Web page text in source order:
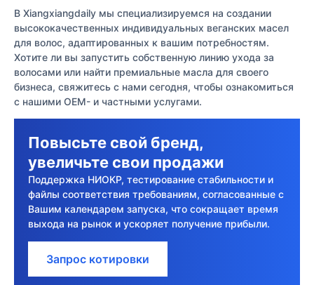
В Xiangxiangdaily мы специализируемся на создании
высококачественных индивидуальных веганских масел
для волос, адаптированных к вашим потребностям.
Хотите ли вы запустить собственную линию ухода за
волосами или найти премиальные масла для своего
бизнеса, свяжитесь с нами сегодня, чтобы ознакомиться
с нашими OEM- и частными услугами.
Повысьте свой бренд,
увеличьте свои продажи
Поддержка НИОКР, тестирование стабильности и
файлы соответствия требованиям, согласованные с
Вашим календарем запуска, что сокращает время
выхода на рынок и ускоряет получение прибыли.
Запрос котировки